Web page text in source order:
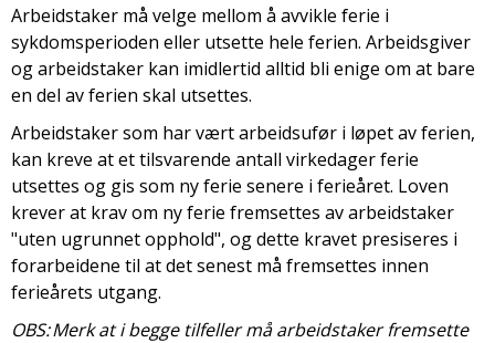
Arbeidstaker må velge mellom å avvikle ferie i
sykdomsperioden eller utsette hele ferien. Arbeidsgiver
og arbeidstaker kan imidlertid alltid bli enige om at bare
en del av ferien skal utsettes.
Arbeidstaker som har vært arbeidsufør i løpet av ferien,
kan kreve at et tilsvarende antall virkedager ferie
utsettes og gis som ny ferie senere i ferieåret. Loven
krever at krav om ny ferie fremsettes av arbeidstaker
"uten ugrunnet opphold", og dette kravet presiseres i
forarbeidene til at det senest må fremsettes innen
ferieårets utgang.
OBS: Merk at i begge tilfeller må arbeidstaker fremsette